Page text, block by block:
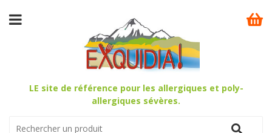
LE site de référence pour les allergiques et poly-
allergiques sévères.